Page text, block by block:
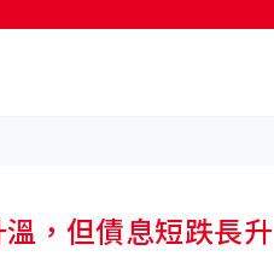
，但債息短跌長升